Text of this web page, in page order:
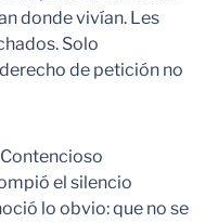
donde vivían. Les
Solo
de petición no
Contencioso
el silencio
lo obvio: que no se